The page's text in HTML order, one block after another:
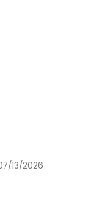
13/2026